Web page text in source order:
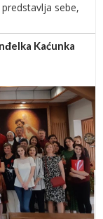
sebe,
Kaćunka